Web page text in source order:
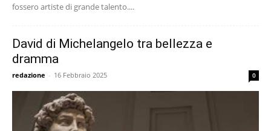
fossero artiste di grande talento....
David di Michelangelo tra bellezza e
dramma
redazione - 16 Febbraio 2025 0